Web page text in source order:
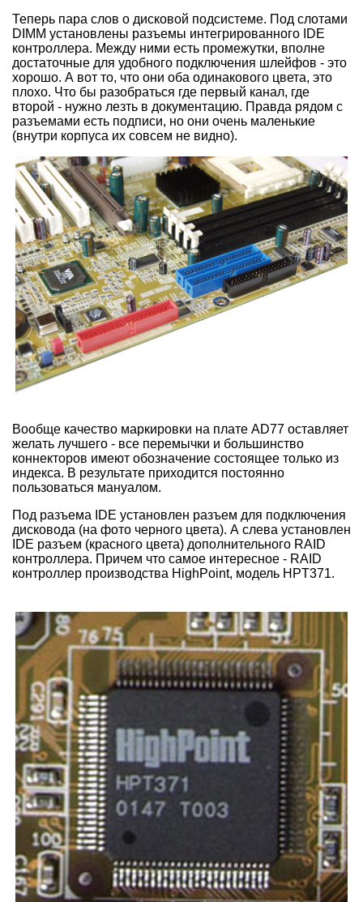
Теперь пара слов о дисковой подсистеме. Под слотами
DIMM установлены разъемы интегрированного IDE
контроллера. Между ними есть промежутки, вполне
достаточные для удобного подключения шлейфов - это
хорошо. А вот то, что они оба одинакового цвета, это
плохо. Что бы разобраться где первый канал, где
второй - нужно лезть в документацию. Правда рядом с
разъемами есть подписи, но они очень маленькие
(внутри корпуса их совсем не видно).
Вообще качество маркировки на плате AD77 оставляет
желать лучшего - все перемычки и большинство
коннекторов имеют обозначение состоящее только из
индекса. В результате приходится постоянно
пользоваться мануалом.
Под разъема IDE установлен разъем для подключения
дисковода (на фото черного цвета). А слева установлен
IDE разъем (красного цвета) дополнительного RAID
контроллера. Причем что самое интересное - RAID
контроллер производства HighPoint, модель HPT371.